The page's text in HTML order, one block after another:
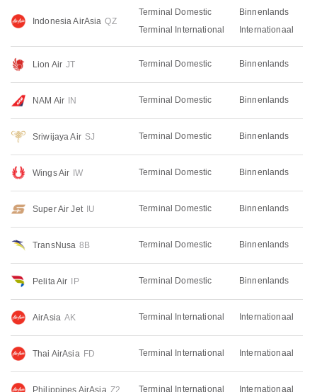
Indonesia AirAsia QZ
Terminal Domestic
Terminal International
Binnenlands
Internationaal
Lion Air JT Terminal Domestic Binnenlands
NAM Air IN Terminal Domestic Binnenlands
Sriwijaya Air SJ Terminal Domestic Binnenlands
Wings Air IW Terminal Domestic Binnenlands
Super Air Jet IU Terminal Domestic Binnenlands
TransNusa 8B Terminal Domestic Binnenlands
Pelita Air IP Terminal Domestic Binnenlands
AirAsia AK Terminal International Internationaal
Thai AirAsia FD Terminal International Internationaal
Philippines AirAsia Z2 Terminal International Internationaal